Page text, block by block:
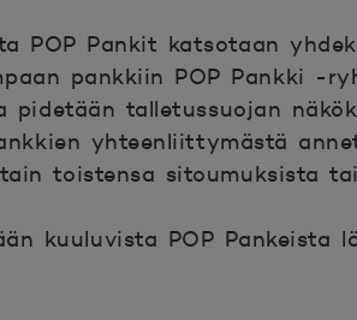
POP Pankit katsotaan
pankkiin POP Pankki -
pidetään talletussuojan
yhteenliittymästä
toistensa sitoumuksista
kuuluvista POP Pankeista